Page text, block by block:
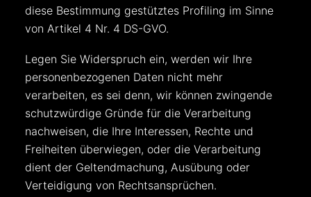
diese Bestimmung gestütztes Profiling im Sinne
von Artikel 4 Nr. 4 DS-GVO.
Legen Sie Widerspruch ein, werden wir Ihre
personenbezogenen Daten nicht mehr
verarbeiten, es sei denn, wir können zwingende
schutzwürdige Gründe für die Verarbeitung
nachweisen, die Ihre Interessen, Rechte und
Freiheiten überwiegen, oder die Verarbeitung
dient der Geltendmachung, Ausübung oder
Verteidigung von Rechtsansprüchen.